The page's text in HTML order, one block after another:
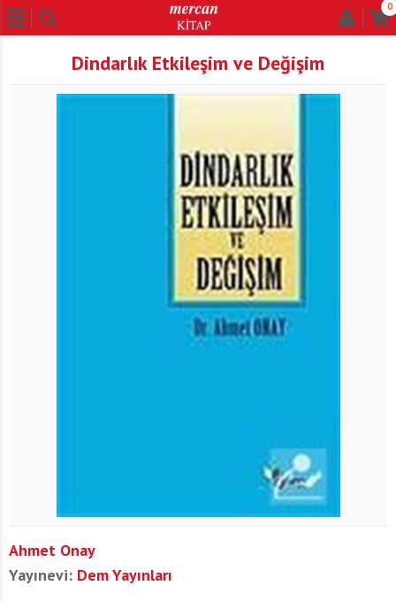
0
Dindarlık Etkileşim ve Değişim
Ahmet Onay
Yayınevi: Dem Yayınları